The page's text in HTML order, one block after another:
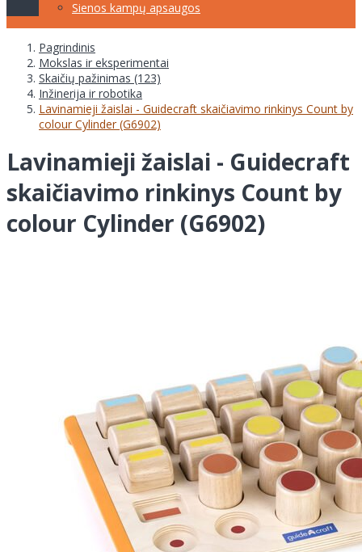
Sienos kampų apsaugos
Pagrindinis
Mokslas ir eksperimentai
Skaičių pažinimas (123)
Inžinerija ir robotika
Lavinamieji žaislai - Guidecraft skaičiavimo rinkinys Count by
colour Cylinder (G6902)
Lavinamieji žaislai - Guidecraft
skaičiavimo rinkinys Count by
colour Cylinder (G6902)